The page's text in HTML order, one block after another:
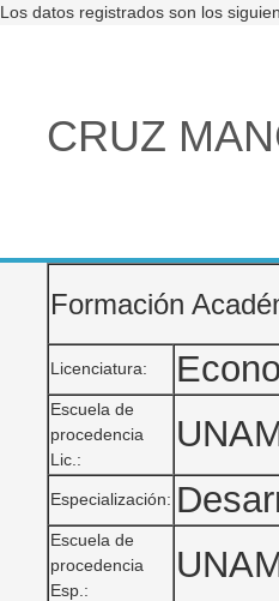
Los datos registrados son los
CRUZ
Formación
Licenciatura:
Escuela de
procedencia
Lic.:
Especialización:
Escuela de
procedencia
Esp.: